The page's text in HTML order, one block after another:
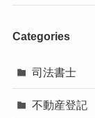
Categories
司法書士
不動産登記